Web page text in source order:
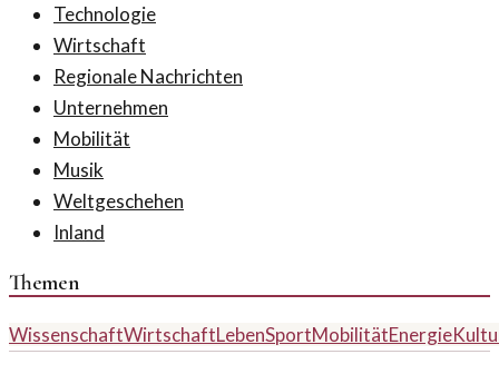
Technologie
Wirtschaft
Regionale Nachrichten
Unternehmen
Mobilität
Musik
Weltgeschehen
Inland
Themen
WissenschaftWirtschaftLebenSportMobilitätEnergie